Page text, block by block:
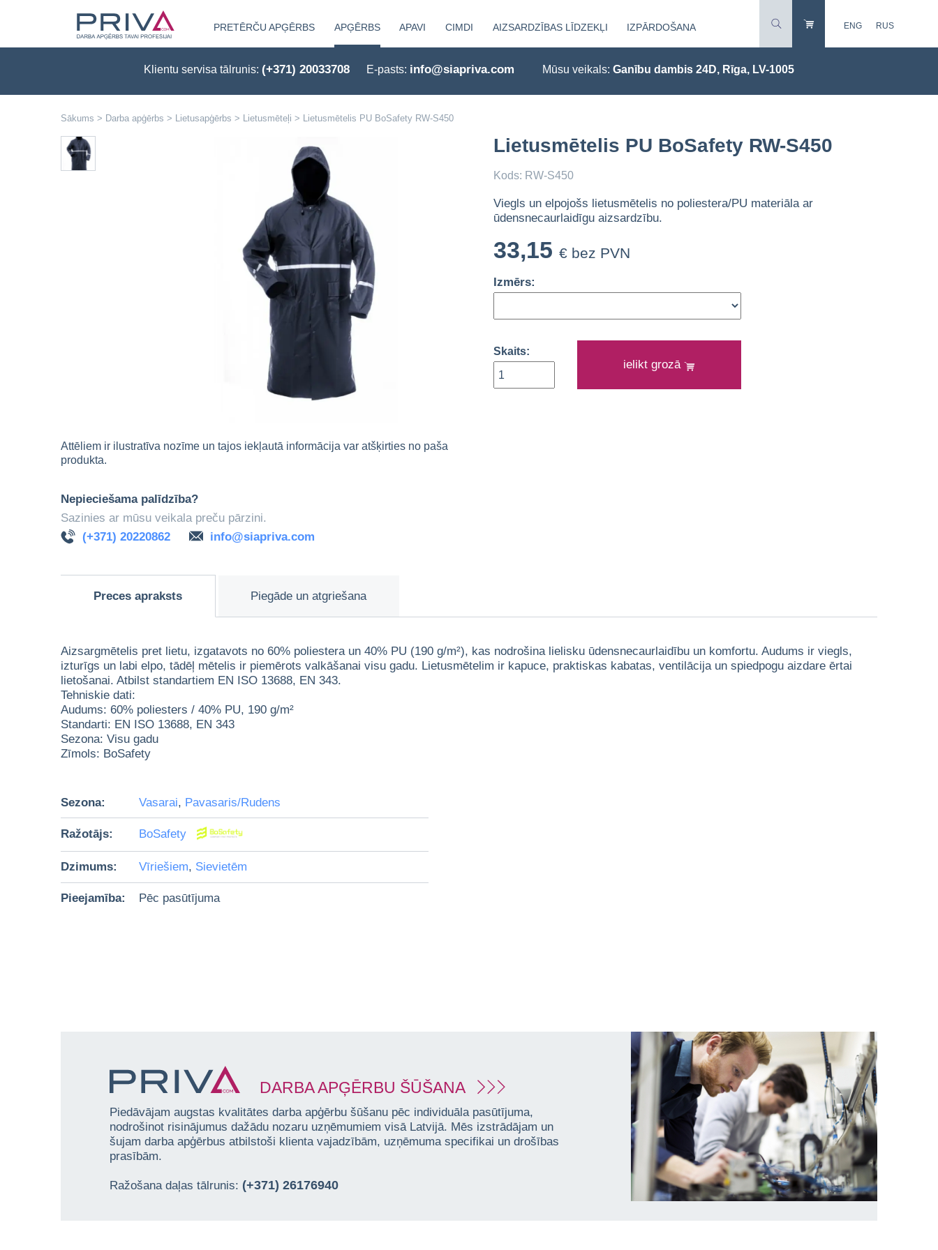
PRETĒRČU APĢĒRBS APĢĒRBS APAVI CIMDI AIZSARDZĪBAS LĪDZEKĻI IZPĀRDOŠANA ENG RUS
Klientu servisa tālrunis: (+371) 20033708 E-pasts: info@siapriva.com Mūsu veikals: Ganību dambis 24D, Rīga, LV-1005
Sākums > Darba apģērbs > Lietusapģērbs > Lietusmēteļi > Lietusmētelis PU BoSafety RW-S450
Attēliem ir ilustratīva nozīme un tajos iekļautā informācija var atšķirties no paša
produkta.
Nepieciešama palīdzība?
Sazinies ar mūsu veikala preču pārzini.
(+371) 20220862
info@siapriva.com
Lietusmētelis PU BoSafety RW-S450
Kods: RW-S450
Viegls un elpojošs lietusmētelis no poliestera/PU materiāla ar
ūdensnecaurlaidīgu aizsardzību.
33,15 € bez PVN
Izmērs:
Skaits:
ielikt grozā
Preces apraksts Piegāde un atgriešana
Aizsargmētelis pret lietu, izgatavots no 60% poliestera un 40% PU (190 g/m²), kas nodrošina lielisku ūdensnecaurlaidību un komfortu. Audums ir viegls,
izturīgs un labi elpo, tādēļ mētelis ir piemērots valkāšanai visu gadu. Lietusmētelim ir kapuce, praktiskas kabatas, ventilācija un spiedpogu aizdare ērtai
lietošanai. Atbilst standartiem EN ISO 13688, EN 343.
Tehniskie dati:
Audums: 60% poliesters / 40% PU, 190 g/m²
Standarti: EN ISO 13688, EN 343
Sezona: Visu gadu
Zīmols: BoSafety
Sezona: Vasarai, Pavasaris/Rudens
Ražotājs: BoSafety
Dzimums: Vīriešiem, Sievietēm
Pieejamība: Pēc pasūtījuma
DARBA APĢĒRBU ŠŪŠANA
Piedāvājam augstas kvalitātes darba apģērbu šūšanu pēc individuāla pasūtījuma,
nodrošinot risinājumus dažādu nozaru uzņēmumiem visā Latvijā. Mēs izstrādājam un
šujam darba apģērbus atbilstoši klienta vajadzībām, uzņēmuma specifikai un drošības
prasībām.
Ražošana daļas tālrunis: (+371) 26176940